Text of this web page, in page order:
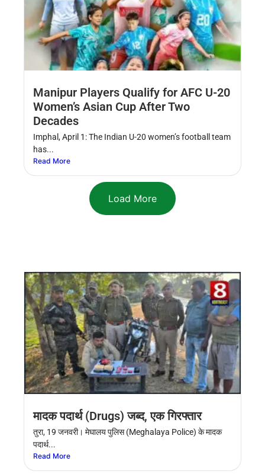
Manipur Players Qualify for AFC U-20
Women’s Asian Cup After Two
Decades
Imphal, April 1: The Indian U-20 women’s football team
has...
Read More
Load More
मादक पदार्थ (Drugs) जब्द, एक गिरफ्तार
तुरा, 19 जनवरी। मेघालय पुलिस (Meghalaya Police) के मादक
पदार्थ...
Read More